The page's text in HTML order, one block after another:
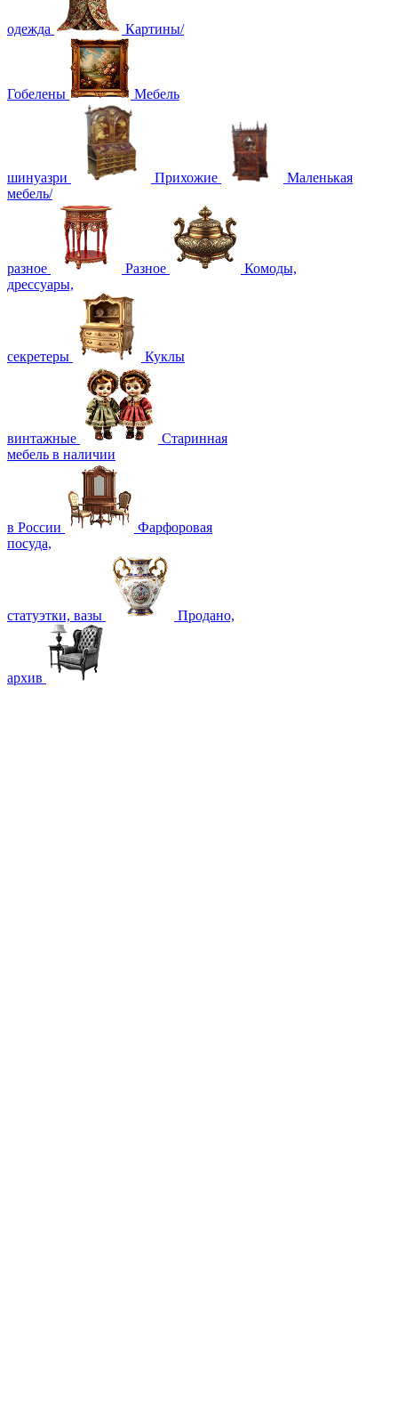
одежда Картины/
Гобелены Мебель
шинуазри Прихожие
Маленькая
мебель/
разное Разное
Комоды,
дрессуары,
секретеры Куклы
винтажные
Старинная
мебель в наличии
в России
Фарфоровая
посуда,
статуэтки, вазы Продано,
архив